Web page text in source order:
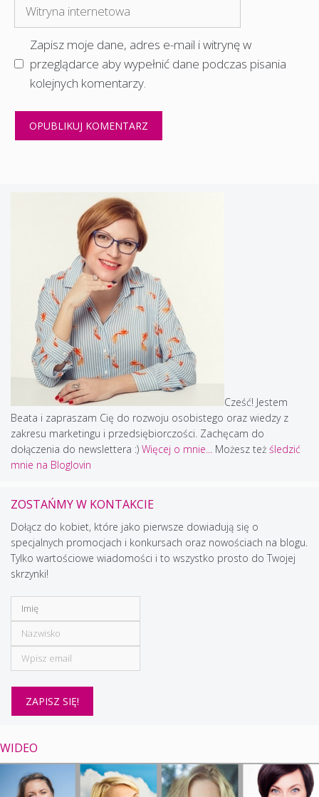
internetowa
Zapisz moje dane, adres e-mail i witrynę w
przeglądarce aby wypełnić dane podczas pisania
kolejnych komentarzy.
Cześć! Jestem
Beata i zapraszam Cię do rozwoju osobistego oraz wiedzy z
zakresu marketingu i przedsiębiorczości. Zachęcam do
dołączenia do newslettera :) Więcej o mnie... Możesz też śledzić
mnie na Bloglovin
ZOSTAŃMY W KONTAKCIE
Dołącz do kobiet, które jako pierwsze dowiadują się o
specjalnych promocjach i konkursach oraz nowościach na blogu.
Tylko wartościowe wiadomości i to wszystko prosto do Twojej
skrzynki!
WIDEO